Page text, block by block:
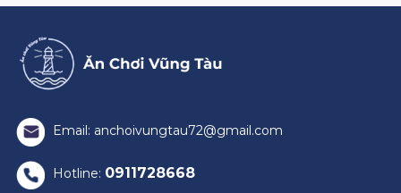
Email: anchoivungtau72@gmail.com
Hotline: 0911728668